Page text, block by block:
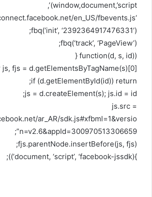
(window,document,’script’,
‘https://connect.facebook.net/en_US/fbevents.js’);
fbq(‘init’, ‘2392364917476331’);
fbq(‘track’, ‘PageView’);
(function(d, s, id) {
js, fjs = d.getElementsByTagName(s)[0];
if (d.getElementById(id)) return;
js = d.createElement(s); js.id = id;
js.src =
ar_AR/sdk.js#xfbml=1&versio
n=v2.6&appId=300970513306659”;
fjs.parentNode.insertBefore(js, fjs);
}(document, ‘script’, ‘facebook-jssdk’));